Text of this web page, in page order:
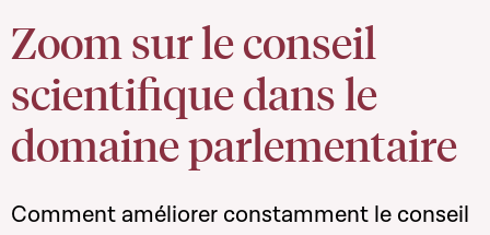
Zoom sur le conseil
scientifique dans le
domaine parlementaire
Comment améliorer constamment le conseil